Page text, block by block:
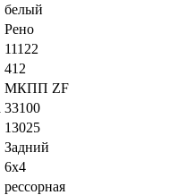
белый
Рено
11122
412
МКПП ZF
33100
13025
Задний
6x4
рессорная